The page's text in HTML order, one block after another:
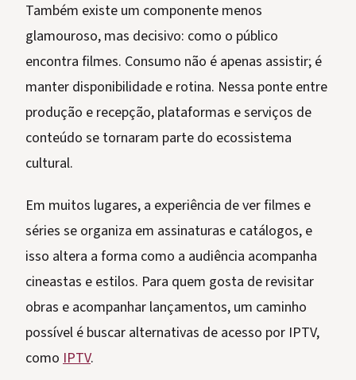
Também existe um componente menos
glamouroso, mas decisivo: como o público
encontra filmes. Consumo não é apenas assistir; é
manter disponibilidade e rotina. Nessa ponte entre
produção e recepção, plataformas e serviços de
conteúdo se tornaram parte do ecossistema
cultural.
Em muitos lugares, a experiência de ver filmes e
séries se organiza em assinaturas e catálogos, e
isso altera a forma como a audiência acompanha
cineastas e estilos. Para quem gosta de revisitar
obras e acompanhar lançamentos, um caminho
possível é buscar alternativas de acesso por IPTV,
como IPTV.